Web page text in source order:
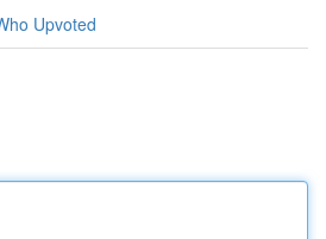
Upvoted